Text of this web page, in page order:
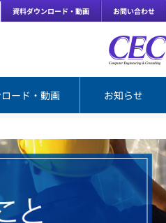
お問い合わせ
資料ダウンロード・動画
ード・動画 お知らせ